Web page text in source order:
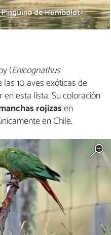
(Enicognathus
10 aves exóticas de
esta lista. Su coloración
rojizasen
en Chile.